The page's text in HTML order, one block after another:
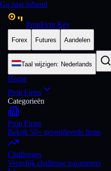
Ga naar inhoud
PropFirm Key
Forex Futures Aandelen
Taal wijzigen: Nederlands
Home
Prop Firms
Categorieën
Prop Firms
Bekijk 50+ geverifieerde firms
Challenges
Vergelijk challenge parameters